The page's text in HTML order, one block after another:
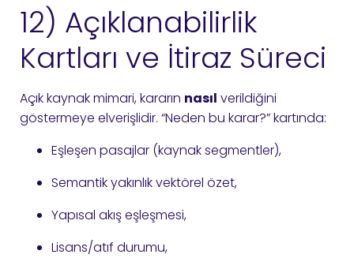
12) Açıklanabilirlik
Kartları ve İtiraz Süreci
Açık kaynak mimari, kararın nasıl verildiğini
göstermeye elverişlidir. “Neden bu karar?” kartında:
Eşleşen pasajlar (kaynak segmentler),
Semantik yakınlık vektörel özet,
Yapısal akış eşleşmesi,
Lisans/atıf durumu,